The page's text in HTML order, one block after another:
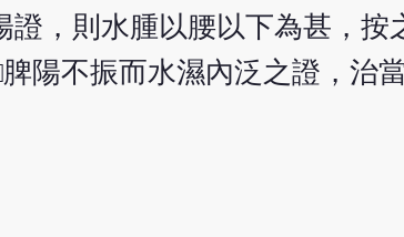
證，則水腫以腰以下為甚，
陽不振而水濕內泛之證，治